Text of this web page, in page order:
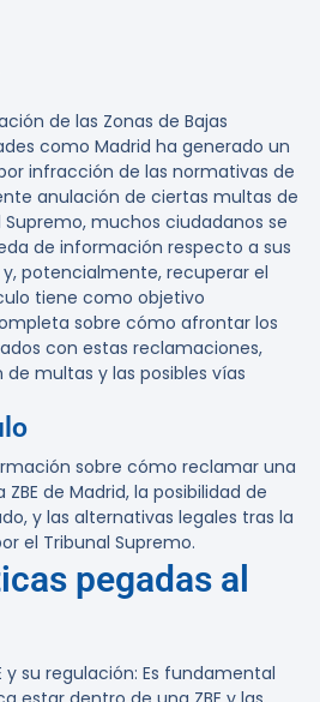
de las Zonas de Bajas
como Madrid ha generado un
infracción de las normativas de
anulación de ciertas multas de
muchos ciudadanos se
de información respecto a sus
potencialmente, recuperar el
tiene como objetivo
sobre cómo afrontar los
con estas reclamaciones,
multas y las posibles vías
sobre cómo reclamar una
de Madrid, la posibilidad de
y las alternativas legales tras la
el Tribunal Supremo.
pegadas al
y su regulación: Es fundamental